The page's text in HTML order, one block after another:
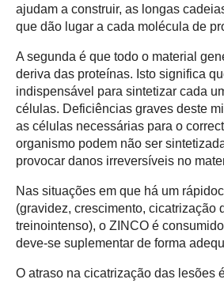
ajudam a construir, as longas
que dão lugar a cada molécula de
A segunda é que todo o material
deriva das proteínas. Isto significa
indispensável para sintetizar cada
células. Deficiências graves deste
as células necessárias para o
organismo podem não ser
provocar danos irreversíveis no
Nas situações em que há um
(gravidez, crescimento, cicatrização
treinointenso), o ZINCO é
deve-se suplementar de forma
O atraso na cicatrização das lesões